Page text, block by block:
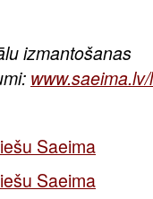
izmantošanas
Saeima
Saeima